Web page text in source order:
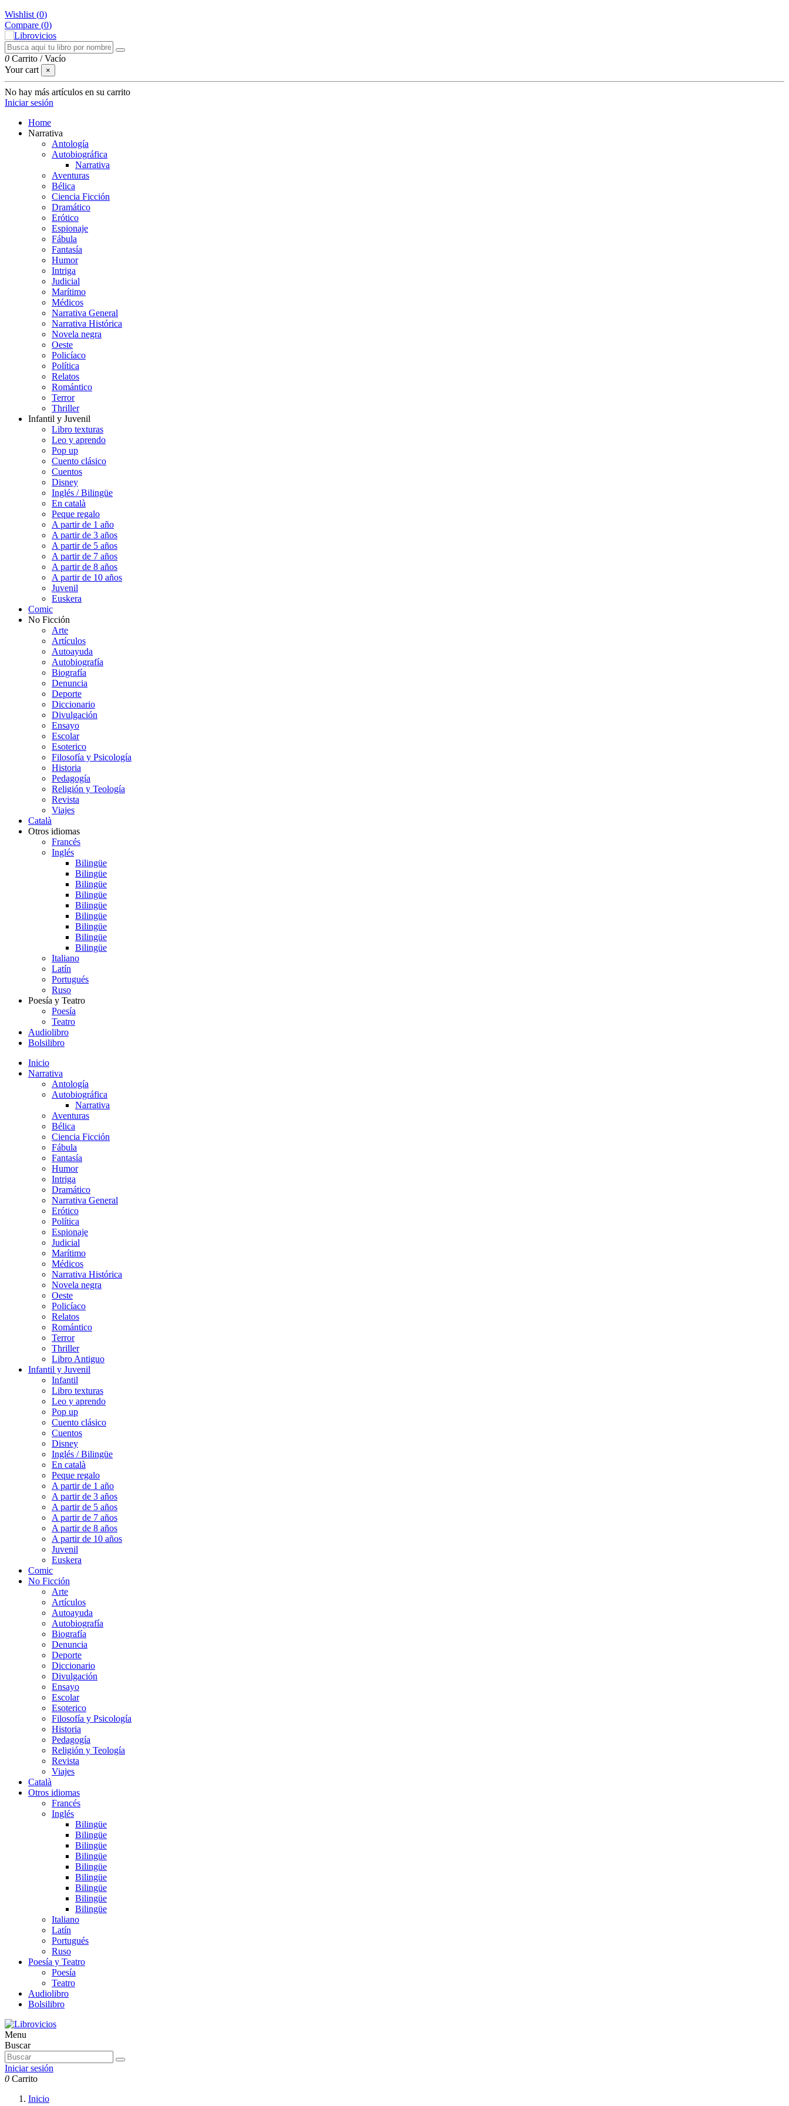
Wishlist (0)
Compare (0)
0 Carrito /Vacío
Your cart
×
No hay más artículos en su carrito
Iniciar sesión
Home
Narrativa
Antología
Autobiográfica
Narrativa
Aventuras
Bélica
Ciencia Ficción
Dramático
Erótico
Espionaje
Fábula
Fantasía
Humor
Intriga
Judicial
Marítimo
Médicos
Narrativa General
Narrativa Histórica
Novela negra
Oeste
Policíaco
Política
Relatos
Romántico
Terror
Thriller
Infantil y Juvenil
Libro texturas
Leo y aprendo
Pop up
Cuento clásico
Cuentos
Disney
Inglés / Bilingüe
En català
Peque regalo
A partir de 1 año
A partir de 3 años
A partir de 5 años
A partir de 7 años
A partir de 8 años
A partir de 10 años
Juvenil
Euskera
Comic
No Ficción
Arte
Artículos
Autoayuda
Autobiografía
Biografía
Denuncia
Deporte
Diccionario
Divulgación
Ensayo
Escolar
Esoterico
Filosofía y Psicología
Historia
Pedagogía
Religión y Teología
Revista
Viajes
Català
Otros idiomas
Francés
Inglés
Bilingüe
Bilingüe
Bilingüe
Bilingüe
Bilingüe
Bilingüe
Bilingüe
Bilingüe
Bilingüe
Italiano
Latín
Portugués
Ruso
Poesía y Teatro
Poesía
Teatro
Audiolibro
Bolsilibro
Inicio
Narrativa
Antología
Autobiográfica
Narrativa
Aventuras
Bélica
Ciencia Ficción
Fábula
Fantasía
Humor
Intriga
Dramático
Narrativa General
Erótico
Política
Espionaje
Judicial
Marítimo
Médicos
Narrativa Histórica
Novela negra
Oeste
Policíaco
Relatos
Romántico
Terror
Thriller
Libro Antiguo
Infantil y Juvenil
Infantil
Libro texturas
Leo y aprendo
Pop up
Cuento clásico
Cuentos
Disney
Inglés / Bilingüe
En català
Peque regalo
A partir de 1 año
A partir de 3 años
A partir de 5 años
A partir de 7 años
A partir de 8 años
A partir de 10 años
Juvenil
Euskera
Comic
No Ficción
Arte
Artículos
Autoayuda
Autobiografía
Biografía
Denuncia
Deporte
Diccionario
Divulgación
Ensayo
Escolar
Esoterico
Filosofía y Psicología
Historia
Pedagogía
Religión y Teología
Revista
Viajes
Català
Otros idiomas
Francés
Inglés
Bilingüe
Bilingüe
Bilingüe
Bilingüe
Bilingüe
Bilingüe
Bilingüe
Bilingüe
Bilingüe
Italiano
Latín
Portugués
Ruso
Poesía y Teatro
Poesía
Teatro
Audiolibro
Bolsilibro
Menu
Buscar
Iniciar sesión
0 Carrito
Inicio